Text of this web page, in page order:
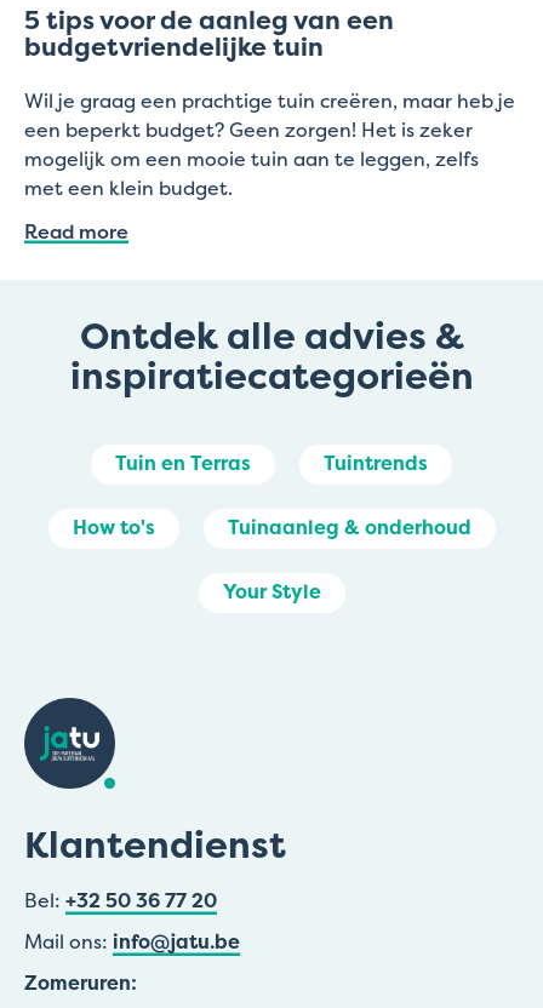
5 tips voor de aanleg van een
budgetvriendelijke tuin
Wil je graag een prachtige tuin creëren, maar heb je
een beperkt budget? Geen zorgen! Het is zeker
mogelijk om een mooie tuin aan te leggen, zelfs
met een klein budget.
Read more
Ontdek alle advies &
inspiratiecategorieën
Tuin en Terras Tuintrends
How to's Tuinaanleg & onderhoud
Your Style
Klantendienst
Bel: +32 50 36 77 20
Mail ons: info@jatu.be
Zomeruren: